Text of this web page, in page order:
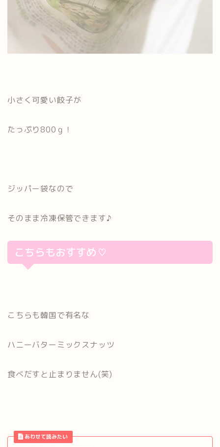
小さく可愛い餃子が
たっぷり800ｇ！
ジッパー袋なので
そのまま冷凍保管できます♪
こちらもおすすめ♡
こちらも韓国で有名な
ハニーバターミックスナッツ
食べだすと止まりません(笑)